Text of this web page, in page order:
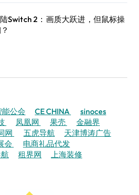
Switch 2：画质大跃进，但鼠标操
能公会 CE CHINA
sinoces
凤凰网 果壳
金融界
网 五虎导航
天津博涛广告
会
电商礼品代发
租界网 上海装修